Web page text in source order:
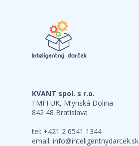
KVANT spol. s r.o.
FMFI UK, Mlynská Dolina
842 48 Bratislava
tel: +421 2 6541 1344
email: info@inteligentnydarcek.sk